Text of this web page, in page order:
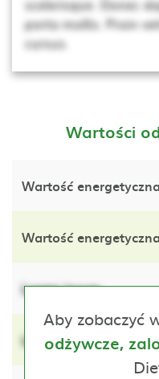
scelerisque. Donec
porta mollis. Proin
cursus.
Wartości
Wartość energetyczna
Wartość energetyczna
Lorem ipsum
Lorem ipsum
Aby zobaczyć
odżywcze,